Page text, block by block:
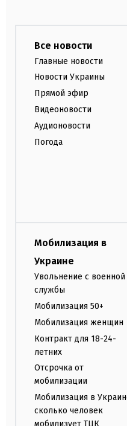
Все новости
Главные новости
Новости Украины
Прямой эфир
Видеоновости
Аудионовости
Погода
Мобилизация в
Украине
Увольнение с военной
службы
Мобилизация 50+
Мобилизация женщин
Контракт для 18-24-
летних
Отсрочка от
мобилизации
Мобилизация в
сколько человек